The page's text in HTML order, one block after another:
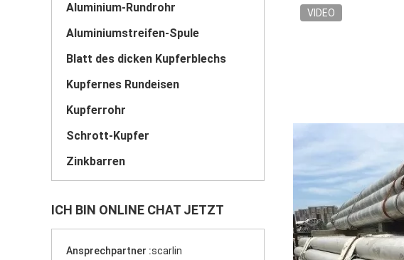
Aluminium-Rundrohr
Aluminiumstreifen-Spule
Blatt des dicken Kupferblechs
Kupfernes Rundeisen
Kupferrohr
Schrott-Kupfer
Zinkbarren
ICH BIN ONLINE CHAT JETZT
Ansprechpartner :scarlin
VIDEO